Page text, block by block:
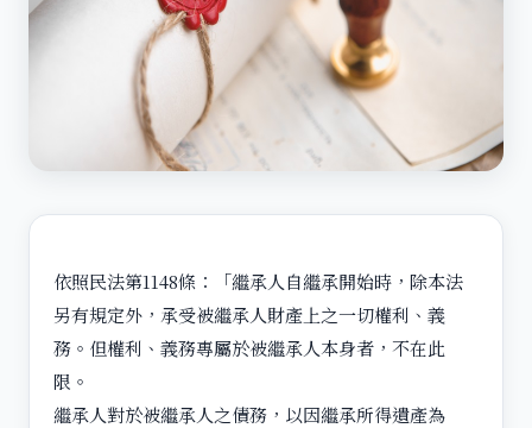
依照民法第1148條：「繼承人自繼承開始時，除本法
另有規定外，承受被繼承人財產上之一切權利、義
務。但權利、義務專屬於被繼承人本身者，不在此
限。
繼承人對於被繼承人之債務，以因繼承所得遺產為